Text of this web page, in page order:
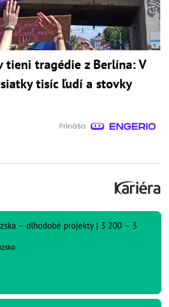
tieni tragédie z Berlína: V
tisíc ľudí a stovky
– dlhodobé projekty | 3 200 – 3